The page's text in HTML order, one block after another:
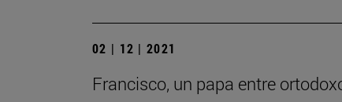
02 | 12 | 2021
Francisco, un papa entre